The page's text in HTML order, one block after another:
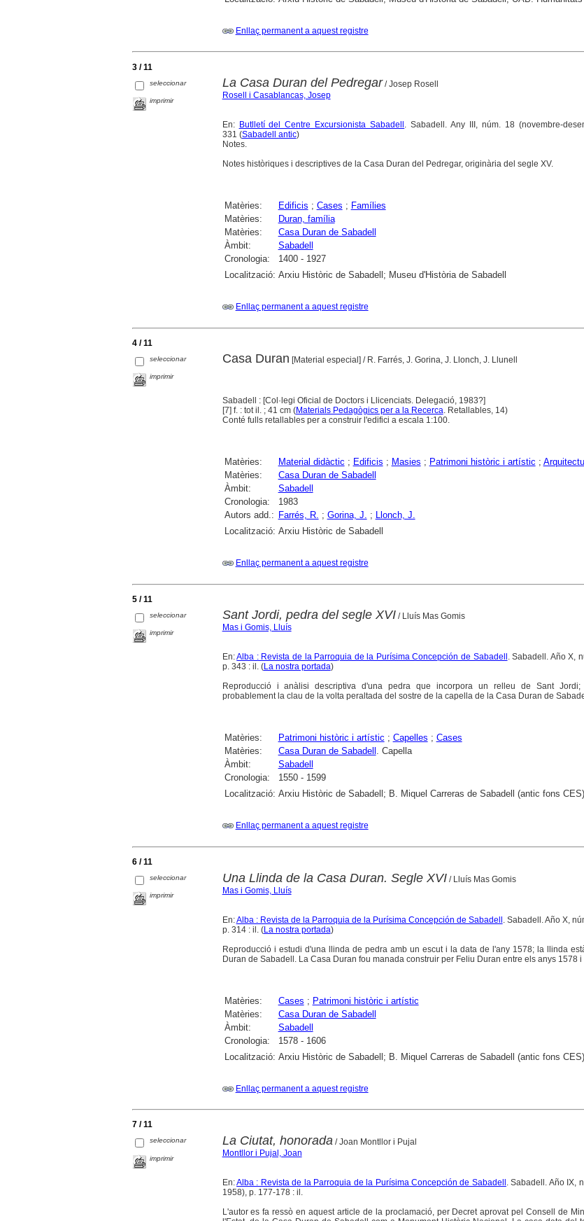
Enllaç permanent a aquest registre
3 / 11
seleccionar
imprimir
La Casa Duran del Pedregar/ Josep Rosell
Rosell i Casablancas, Josep
En: Butlletí del Centre Excursionista Sabadell . Sabadell. Any III, núm. 18 (novembre-
331 (Sabadell antic)
Notes.
Notes històriques i descriptives de la Casa Duran del Pedregar, originària del segle XV.
Matèries: Edificis ; Cases ; Famílies
Matèries:
Duran, família
Matèries:
Casa Duran de Sabadell
Àmbit:
Sabadell
Cronologia:
1400 - 1927
Localització: Arxiu Històric de Sabadell; Museu d'Història de Sabadell
Enllaç permanent a aquest registre
4 / 11
seleccionar
imprimir
Casa Duran [Material especial] / R. Farrés, J. Gorina, J. Llonch, J. Llunell
Sabadell : [Col·legi Oficial de Doctors i Llicenciats. Delegació, 1983?]
[7] f. : tot il. ; 41 cm (Materials Pedagògics per a la Recerca. Retallables, 14)
Conté fulls retallables per a construir l'edifici a escala 1:100.
Matèries: Material didàctic ; Edificis ; Masies ; Patrimoni històric i artístic ;
Matèries:
Casa Duran de Sabadell
Àmbit:
Sabadell
Cronologia:
1983
Autors add.: Farrés, R. ; Gorina, J. ; Llonch, J.
Localització: Arxiu Històric de Sabadell
Enllaç permanent a aquest registre
5 / 11
seleccionar
imprimir
Sant Jordi, pedra del segle XVI / Lluís Mas Gomis
Mas i Gomis, Lluís
En:Alba : Revista de la Parroquia de la Purísima Concepción de Sabadell . Sabadell. Año X,
p. 343 : il. (La nostra portada)
Reproducció i anàlisi descriptiva d'una pedra que incorpora un relleu de Sant
probablement la clau de la volta peraltada del sostre de la capella de la Casa Duran de
Matèries: Patrimoni històric i artístic ; Capelles ; Cases
Matèries:
Casa Duran de Sabadell . Capella
Àmbit:
Sabadell
Cronologia:
1550 - 1599
Localització: Arxiu Històric de Sabadell; B. Miquel Carreras de Sabadell (antic fons CES)
Enllaç permanent a aquest registre
6 / 11
seleccionar
imprimir
Una Llinda de la Casa Duran. Segle XVI/ Lluís Mas Gomis
Mas i Gomis, Lluís
En:Alba : Revista de la Parroquia de la Purísima Concepción de Sabadell . Sabadell. Año X,
p. 314 : il. (La nostra portada)
Reproducció i estudi d'una llinda de pedra amb un escut i la data de l'any 1578; la llinda
Duran de Sabadell. La Casa Duran fou manada construir per Feliu Duran entre els anys 1578 i
Matèries: Cases ; Patrimoni històric i artístic
Matèries:
Casa Duran de Sabadell
Àmbit:
Sabadell
Cronologia:
1578 - 1606
Localització: Arxiu Històric de Sabadell; B. Miquel Carreras de Sabadell (antic fons CES)
Enllaç permanent a aquest registre
7 / 11
seleccionar
imprimir
La Ciutat, honorada / Joan Montllor i Pujal
Montllor i Pujal, Joan
En:Alba : Revista de la Parroquia de la Purísima Concepción de Sabadell . Sabadell. Año IX,
1958), p. 177-178 : il.
L'autor es fa ressò en aquest article de la proclamació, per Decret aprovat pel Consell de